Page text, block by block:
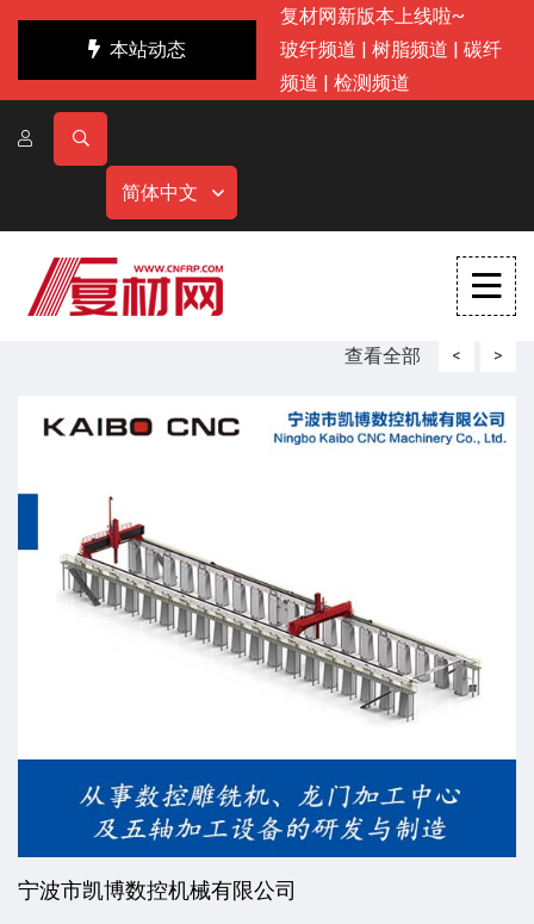
本站动态
复材网新版本上线啦~
玻纤频道 | 树脂频道 | 碳纤
频道 | 检测频道
简体中文
查看全部 <
威海东发精工机械有限责任公司
>